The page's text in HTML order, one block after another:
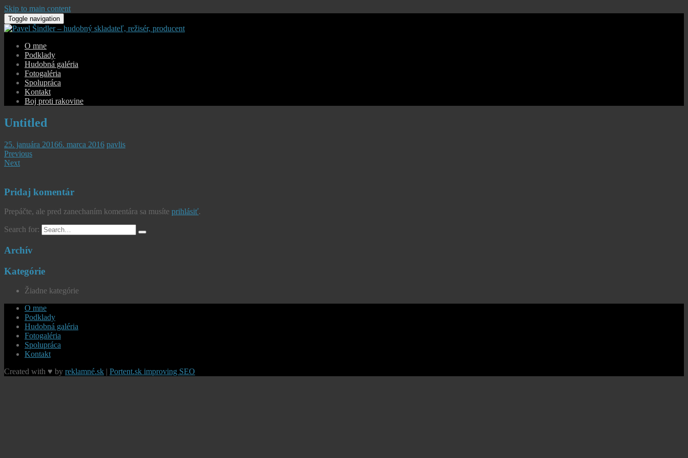
Skip to main content
Toggle navigation
O mne
Podklady
Hudobná galéria
Fotogaléria
Spolupráca
Kontakt
Boj proti rakovine
Untitled
25. januára 20166. marca 2016 pavlis
Previous
Next
Pridaj komentár
Prepáčte, ale pred zanechaním komentára sa musíte prihlásiť.
Search for:
Archív
Kategórie
Žiadne kategórie
O mne
Podklady
Hudobná galéria
Fotogaléria
Spolupráca
Kontakt
Created with ♥ by reklamné.sk | Portent.sk improving SEO